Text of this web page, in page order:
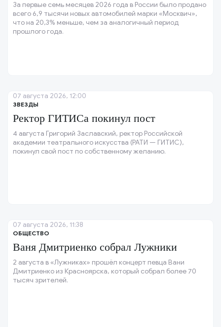
За первые семь месяцев 2026 года в России было продано
всего 6,9 тысячи новых автомобилей марки «Москвич»,
что на 20,3% меньше, чем за аналогичный период
прошлого года.
ЗВЕЗДЫ
Ректор ГИТИСа покинул пост
4 августа Григорий Заславский, ректор Российской
академии театрального искусства (РАТИ — ГИТИС),
покинул свой пост по собственному желанию.
07 августа 2026, 12:00
ОБЩЕСТВО
Ваня Дмитриенко собрал Лужники
2 августа в «Лужниках» прошёл концерт певца Вани
Дмитриенко из Красноярска, который собрал более 70
тысяч зрителей.
07 августа 2026, 11:38